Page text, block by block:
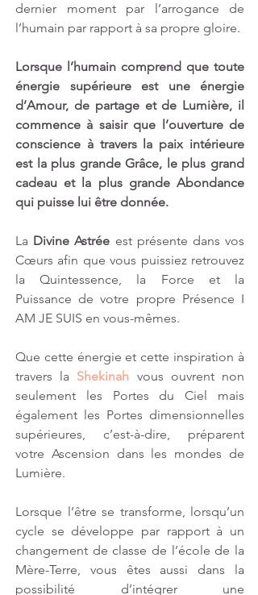
dernier moment par l’arrogance de
l’humain par rapport à sa propre gloire.
Lorsque l’humain comprend que toute
énergie supérieure est une énergie
d’Amour, de partage et de Lumière, il
commence à saisir que l’ouverture de
conscience à travers la paix intérieure
est la plus grande Grâce, le plus grand
cadeau et la plus grande Abondance
qui puisse lui être donnée.
La Divine Astrée est présente dans vos
Cœurs afin que vous puissiez retrouvez
la Quintessence, la Force et la
Puissance de votre propre Présence I
AM JE SUIS en vous-mêmes.
Que cette énergie et cette inspiration à
travers la Shekinah vous ouvrent non
seulement les Portes du Ciel mais
également les Portes dimensionnelles
supérieures, c’est-à-dire, préparent
votre Ascension dans les mondes de
Lumière.
Lorsque l’être se transforme, lorsqu’un
cycle se développe par rapport à un
changement de classe de l’école de la
Mère-Terre, vous êtes aussi dans la
possibilité d’intégrer une